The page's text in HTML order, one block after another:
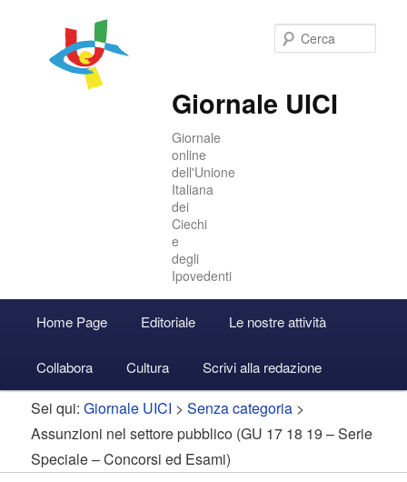
Giornale UICI
Giornale
online
dell'Unione
Italiana
dei
Ciechi
e
degli
Ipovedenti
principale
Vai
al
contenuto
principale
Vai
al
contenuto
secondario
Accedi
Home Page Editoriale Le nostre attività
Collabora Cultura Scrivi alla redazione
Sei qui:Giornale UICI >Senza categoria >
Assunzioni nel settore pubblico (GU 17 18 19 – Serie
Speciale – Concorsi ed Esami)